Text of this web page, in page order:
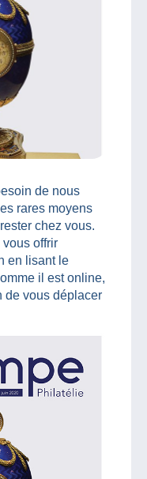
de nous
rares moyens
chez vous.
offrir
en lisant le
il est online,
de vous déplacer